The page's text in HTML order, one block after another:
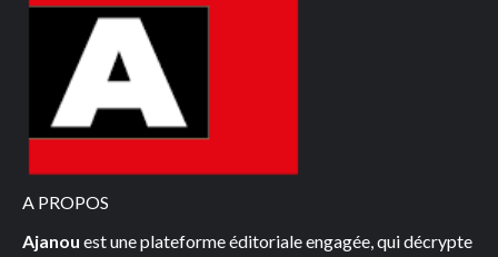
A PROPOS
Ajanou est une plateforme éditoriale engagée, qui décrypte